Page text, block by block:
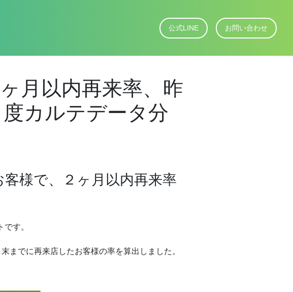
公式LINE お問い合わせ
月以内再来率、昨
カルテデータ分
様で、２ヶ月以内再来率
す。
までに再来店したお客様の率を算出しました。